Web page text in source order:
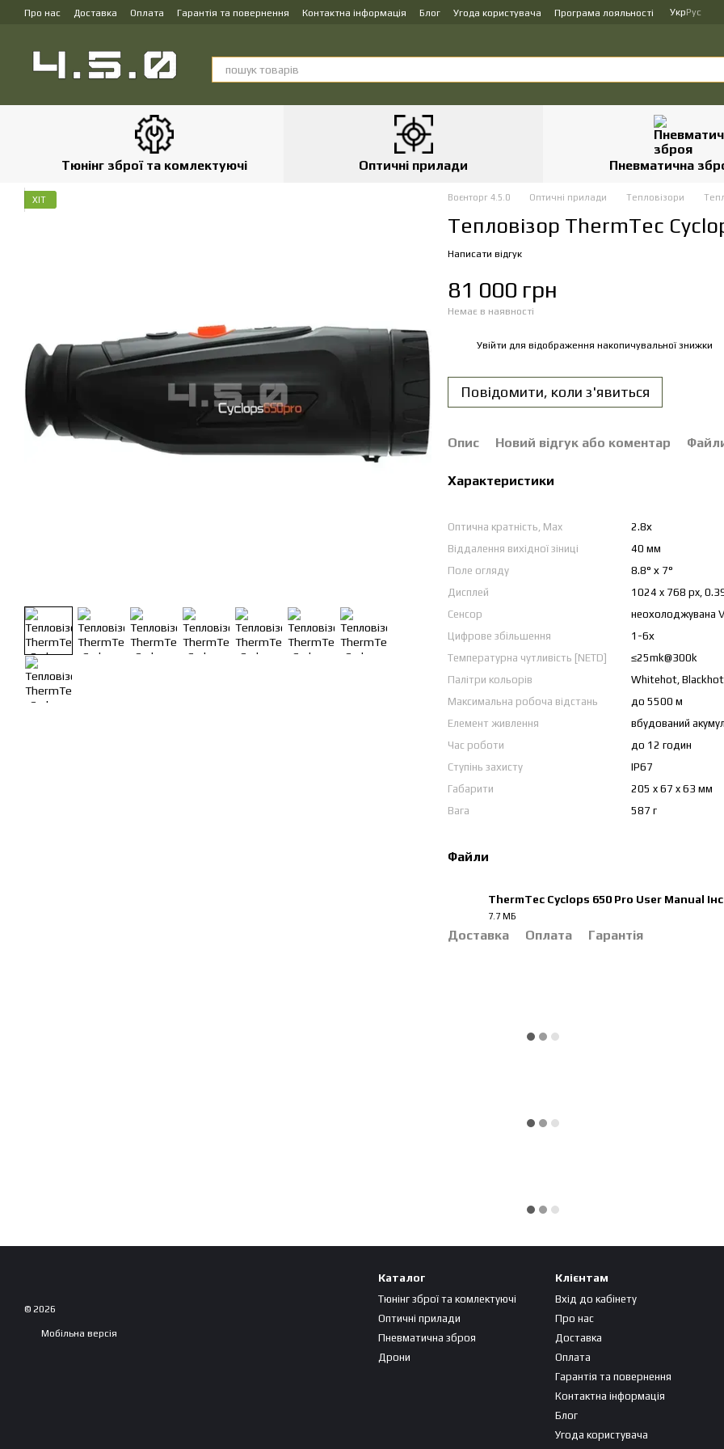
Перейти до основного контенту
Про нас Доставка Оплата Гарантія та повернення Контактна інформація Блог Угода користувача Програма лояльності УкрРус
Тюнінг зброї та комлектуючі Оптичні прилади Пневматична
ХІТ Воєнторг 4.5.0 Оптичні прилади Тепловізори
Тепловізор ThermTec
Написати відгук
81 000 грн
Немає в наявності
Увійти для відображення накопичувальної знижки
Повідомити, коли з'явиться
Опис Новий відгук або коментар
Характеристики
Оптична кратність, Max
2.8х
Віддалення вихідної зіниці
40 мм
Поле огляду
8.8° х 7°
Дисплей
1024 x 768 px,
Сенсор
неохолоджувана
Цифрове збільшення
1-6х
Температурна чутливість [NETD]
≤25mk@300k
Палітри кольорів
Whitehot,
Максимальна робоча відстань
до 5500 м
Елемент живлення
вбудований
Час роботи
до 12 годин
Ступінь захисту
IP67
Габарити
205 x 67 x 63 мм
Вага
587 г
Файли
ThermTec Cyclops 650 Pro User Manual
7.7 МБ
Доставка Оплата Гарантія
© 2026
Мобільна версія
Каталог
Тюнінг зброї та комлектуючі
Оптичні прилади
Пневматична зброя
Дрони
Клієнтам
Вхід до кабінету
Про нас
Доставка
Оплата
Гарантія та повернення
Контактна інформація
Блог
Угода користувача